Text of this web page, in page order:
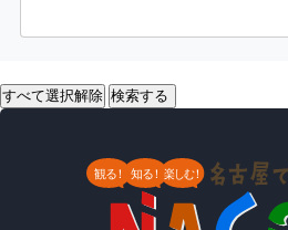
すべて選択解除 検索する